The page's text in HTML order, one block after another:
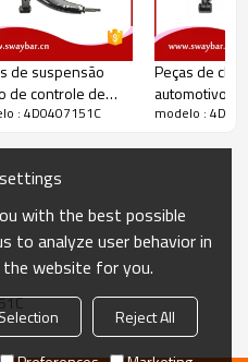
Bolsa de plástico + estojo de
madeira
45 dias após receber o depósito
de suspensão
de controle de
48069-12110
: 4D0407151C
Peças de
automotivo
controle de
modelo :
with the best possible
to analyze user behavior in
website for you.
Reject All